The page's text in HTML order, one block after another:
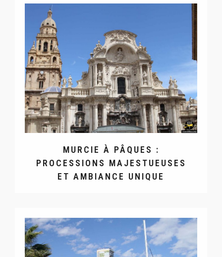
MURCIE À PÂQUES :
PROCESSIONS MAJESTUEUSES
ET AMBIANCE UNIQUE